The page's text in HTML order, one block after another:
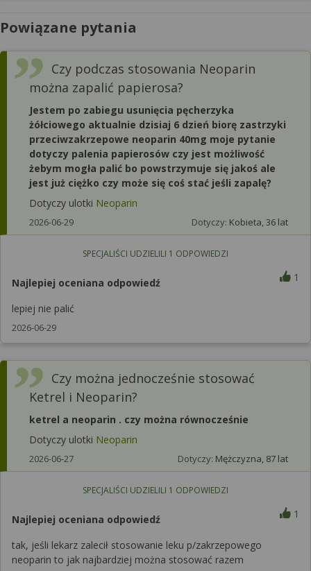
Powiązane pytania
Czy podczas stosowania Neoparin
można zapalić papierosa?
Jestem po zabiegu usunięcia pęcherzyka
żółciowego aktualnie dzisiaj 6 dzień biorę zastrzyki
przeciwzakrzepowe neoparin 40mg moje pytanie
dotyczy palenia papierosów czy jest możliwość
żebym mogła palić bo powstrzymuje się jakoś ale
jest już ciężko czy może się coś stać jeśli zapalę?
Dotyczy ulotki Neoparin
2026-06-29 Dotyczy: Kobieta, 36 lat
SPECJALIŚCI UDZIELILI 1 ODPOWIEDZI
Najlepiej oceniana odpowiedź 1
lepiej nie palić
2026-06-29
Czy można jednocześnie stosować
Ketrel i Neoparin?
ketrel a neoparin . czy można równocześnie
Dotyczy ulotki Neoparin
2026-06-27 Dotyczy: Mężczyzna, 87 lat
SPECJALIŚCI UDZIELILI 1 ODPOWIEDZI
Najlepiej oceniana odpowiedź 1
tak, jeśli lekarz zalecił stosowanie leku p/zakrzepowego
neoparin to jak najbardziej można stosować razem